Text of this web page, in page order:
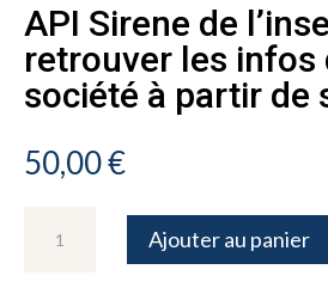
API Sirene de
retrouver les infos
société à partir de
50,00€
Ajouter au panier